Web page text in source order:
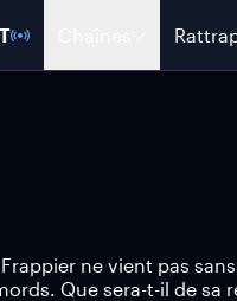
ne vient pas
Que sera-t-il de